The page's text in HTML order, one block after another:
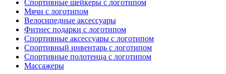
Спортивные шейкеры с логотипом
Мячи с логотипом
Велосипедные аксессуары
Фитнес подарки с логотипом
Спортивные аксессуары с логотипом
Спортивный инвентарь с логотипом
Спортивные полотенца с логотипом
Массажеры